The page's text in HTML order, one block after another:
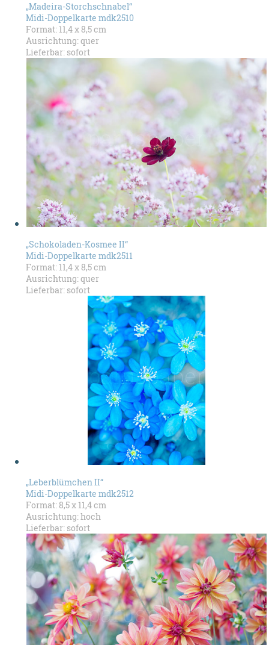
„Madeira-Storchschnabel“
Midi-Doppelkarte mdk2510
Format: 11,4 x 8,5 cm
Ausrichtung: quer
Lieferbar: sofort
„Schokoladen-Kosmee II“
Midi-Doppelkarte mdk2511
Format: 11,4 x 8,5 cm
Ausrichtung: quer
Lieferbar: sofort
„Leberblümchen II“
Midi-Doppelkarte mdk2512
Format: 8,5 x 11,4 cm
Ausrichtung: hoch
Lieferbar: sofort